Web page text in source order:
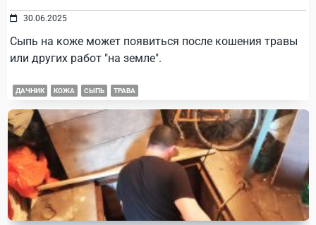
30.06.2025
Сыпь на коже может появиться после кошения травы
или других работ "на земле".
ДАЧНИК КОЖА СЫПЬ ТРАВА